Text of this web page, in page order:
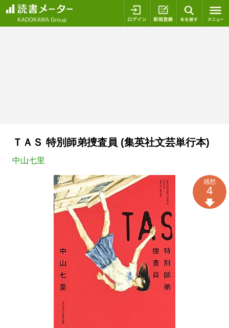
ログイン 新規登録
ＴＡＳ 特別師弟捜査員 (集英社文芸単行本)
中山七里
感想
4